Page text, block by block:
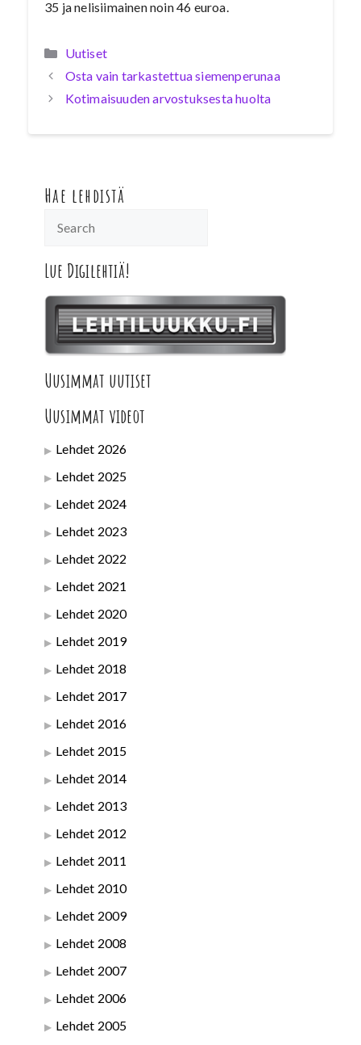
35 ja nelisiimainen noin 46 euroa.
Kategoriat
Uutiset
Osta vain tarkastettua siemenperunaa
Kotimaisuuden arvostuksesta huolta
Hae lehdistä
Lue Digilehtiä!
Uusimmat uutiset
Uusimmat videot
Lehdet 2026
Lehdet 2025
Lehdet 2024
Lehdet 2023
Lehdet 2022
Lehdet 2021
Lehdet 2020
Lehdet 2019
Lehdet 2018
Lehdet 2017
Lehdet 2016
Lehdet 2015
Lehdet 2014
Lehdet 2013
Lehdet 2012
Lehdet 2011
Lehdet 2010
Lehdet 2009
Lehdet 2008
Lehdet 2007
Lehdet 2006
Lehdet 2005